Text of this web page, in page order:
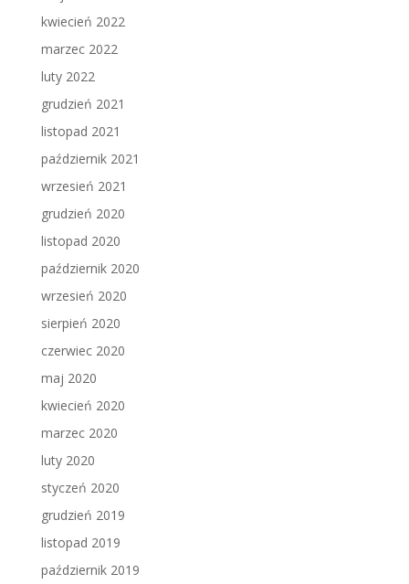
kwiecień 2022
marzec 2022
luty 2022
grudzień 2021
listopad 2021
październik 2021
wrzesień 2021
grudzień 2020
listopad 2020
październik 2020
wrzesień 2020
sierpień 2020
czerwiec 2020
maj 2020
kwiecień 2020
marzec 2020
luty 2020
styczeń 2020
grudzień 2019
listopad 2019
październik 2019